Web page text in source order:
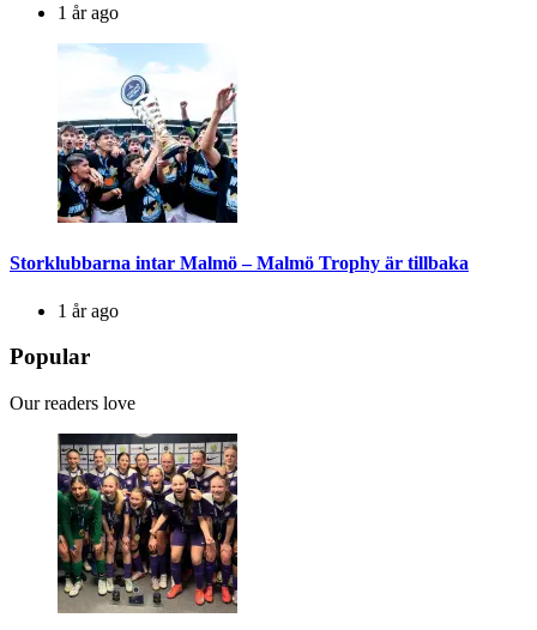
1 år ago
Storklubbarna intar Malmö – Malmö Trophy är tillbaka
1 år ago
Popular
Our readers love